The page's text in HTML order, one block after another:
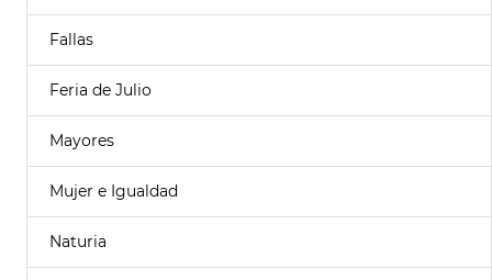
Fallas
Feria de Julio
Mayores
Mujer e Igualdad
Naturia